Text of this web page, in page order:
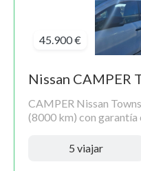
45.900 €
CAMPER Nissan
(8000 km) con
5 viajar